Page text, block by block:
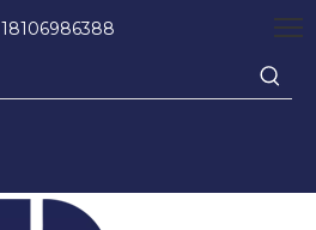
18106986388